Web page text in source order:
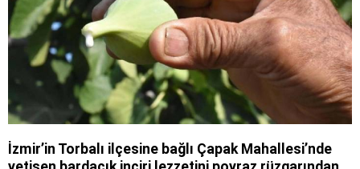
İzmir’in Torbalı ilçesine bağlı Çapak Mahallesi’nde